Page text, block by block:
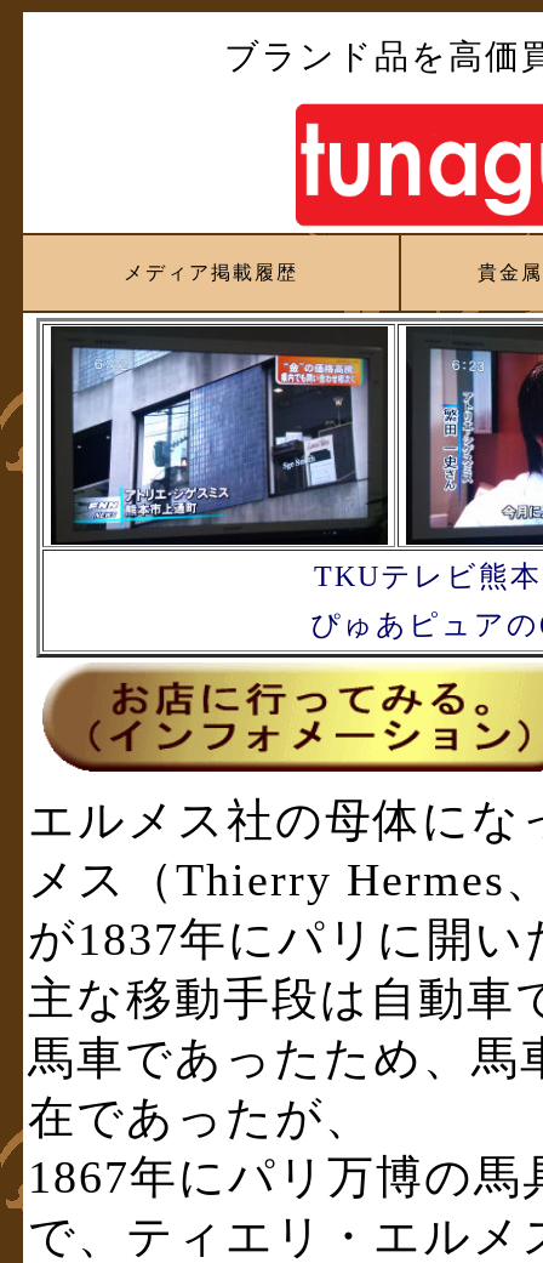
ブランド品を高価
メディア掲載履歴 貴金
TKUテレビ熊本
ぴゅあピュア
エルメス社の母体に
メス（Thierry Hermes
が1837年にパリに開
主な移動手段は自動車
馬車であったため、馬
在であったが、
1867年にパリ万博の
で、ティエリ・エルメ